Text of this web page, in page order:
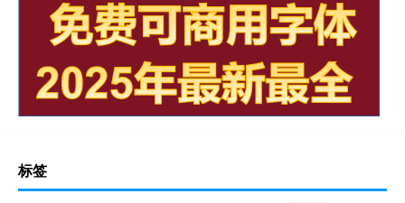
标签